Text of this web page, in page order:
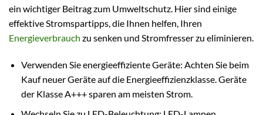
ein wichtiger Beitrag zum Umweltschutz. Hier sind einige
effektive Stromspartipps, die Ihnen helfen, Ihren
Energieverbrauch zu senken und Stromfresser zu eliminieren.
Verwenden Sie energieeffiziente Geräte: Achten Sie beim
Kauf neuer Geräte auf die Energieeffizienzklasse. Geräte
der Klasse A+++ sparen am meisten Strom.